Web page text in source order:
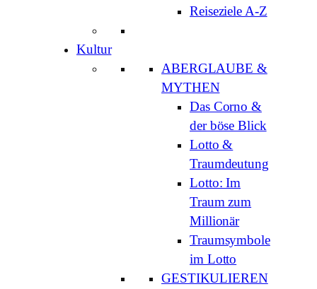
Reiseziele A-Z
Kultur
ABERGLAUBE &
MYTHEN
Das Corno &
der böse Blick
Lotto &
Traumdeutung
Lotto: Im
Traum zum
Millionär
Traumsymbole
im Lotto
GESTIKULIEREN